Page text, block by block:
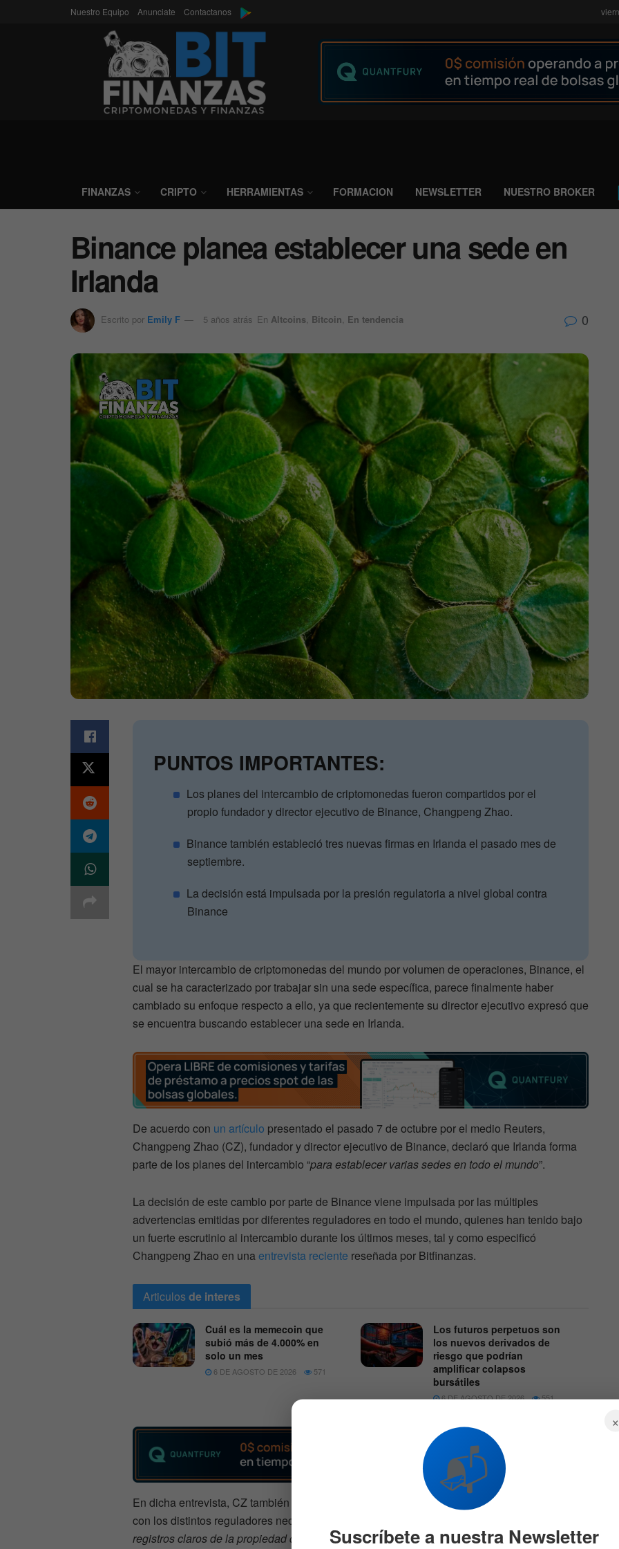
Nuestro Equipo Anunciate Contactanos
FINANZAS CRIPTO HERRAMIENTAS FORMACION NEWSLETTER NUESTRO BROKER
Binance planea establecer una sede en
Irlanda
Escrito por Emily F 5 años atrás En Altcoins Bitcoin En tendencia 0
PUNTOS IMPORTANTES:
Los planes del intercambio de criptomonedas fueron compartidos por el
propio fundador y director ejecutivo de Binance, Changpeng Zhao.
Binance también estableció tres nuevas firmas en Irlanda el pasado mes de
septiembre.
La decisión está impulsada por la presión regulatoria a nivel global contra
Binance
El mayor intercambio de criptomonedas del mundo por volumen de operaciones, Binance, el
cual se ha caracterizado por trabajar sin una sede específica, parece finalmente haber
cambiado su enfoque respecto a ello, ya que recientemente su director ejecutivo expresó que
se encuentra buscando establecer una sede en Irlanda.
De acuerdo con un artículo presentado el pasado 7 de octubre por el medio Reuters,
Changpeng Zhao (CZ), fundador y director ejecutivo de Binance, declaró que Irlanda forma
parte de los planes del intercambio “para establecer varias sedes en todo el mundo”.
La decisión de este cambio por parte de Binance viene impulsada por las múltiples
advertencias emitidas por diferentes reguladores en todo el mundo, quienes han tenido bajo
un fuerte escrutinio al intercambio durante los últimos meses, tal y como especificó
Changpeng Zhao en unaentrevista reciente reseñada por Bitfinanzas.
Articulosde interes
Cuál es la memecoin que
subió más de 4.000% en
solo un mes
6 DE AGOSTO DE 2026 571
Los futuros perpetuos son
los nuevos derivados de
riesgo que podrían
amplificar colapsos
bursátiles
6 DE AGOSTO DE 2026 551
En dicha entrevista, CZ también indicó que se han dado cuenta que para mejorar su relación
con los distintos reguladores necesitan tener una entidad centralizada que les permita “
registros claros de la propiedad de las partes interesadas, la transparencia y los controles de
×
📬
Suscríbete a nuestra Newsletter